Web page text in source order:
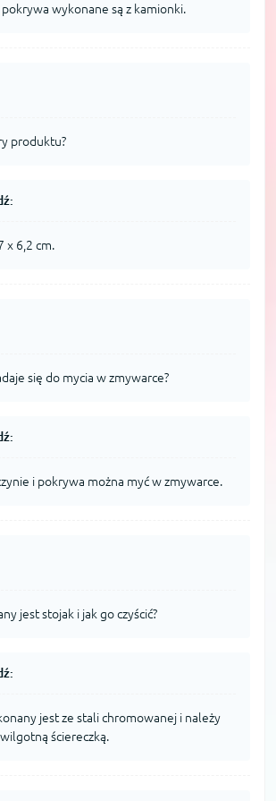
pokrywa wykonane są z kamionki.
produktu?
x 6,2 cm.
się do mycia w zmywarce?
i pokrywa można myć w zmywarce.
jest stojak i jak go czyścić?
jest ze stali chromowanej i należy
ściereczką.